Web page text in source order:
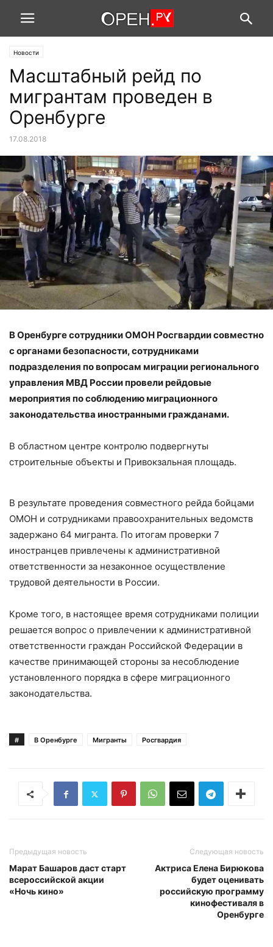
Новости
Масштабный рейд по
мигрантам проведен в
Оренбурге
17.08.2018
В Оренбурге сотрудники ОМОН Росгвардии совместно
с органами безопасности, сотрудниками
подразделения по вопросам миграции регионального
управления МВД России провели рейдовые
мероприятия по соблюдению миграционного
законодательства иностранными гражданами.
В областном центре контролю подвергнуты
строительные объекты и Привокзальная площадь.
В результате проведения совместного рейда бойцами
ОМОН и сотрудниками правоохранительных ведомств
задержано 64 мигранта. По итогам проверки 7
иностранцев привлечены к административной
ответственности за незаконное осуществление
трудовой деятельности в России.
Кроме того, в настоящее время сотрудниками полиции
решается вопрос о привлечении к административной
ответственности граждан Российской Федерации в
качестве принимающей стороны за несоблюдение
установленного порядка в сфере миграционного
законодательства.
# В Оренбурге Мигранты Росгвардия
Предыдущая новость
Марат Башаров даст старт
всероссийской акции
«Ночь кино»
Следующая новость
Актриса Елена Бирюкова
будет оценивать
российскую программу
кинофестиваля в
Оренбурге